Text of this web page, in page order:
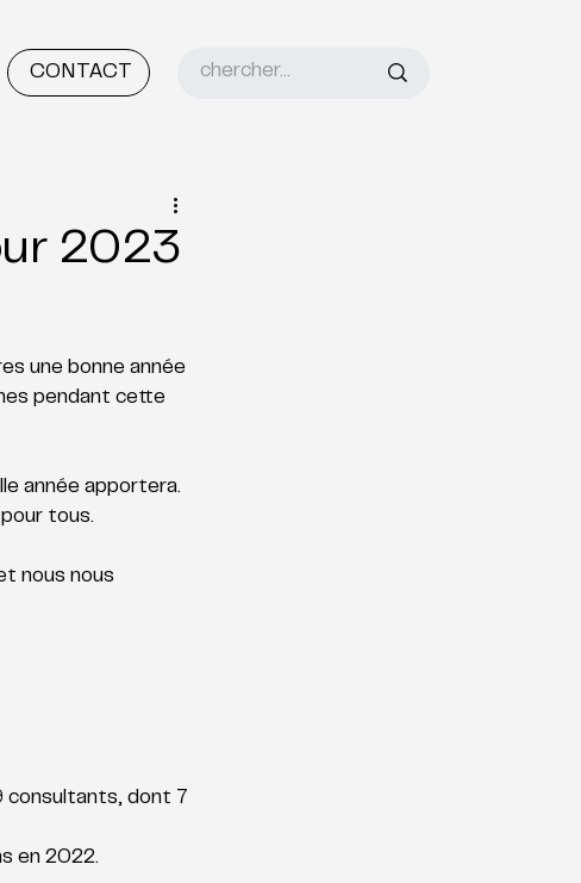
CONTACT
2023
une bonne année
pendant cette
année apportera.
tous.
nous nous
consultants, dont 7
en 2022.